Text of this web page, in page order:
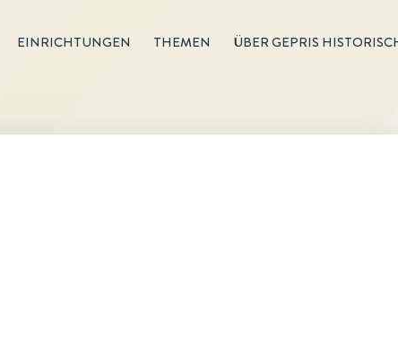
EINRICHTUNGEN THEMEN ÜBER GEPRIS